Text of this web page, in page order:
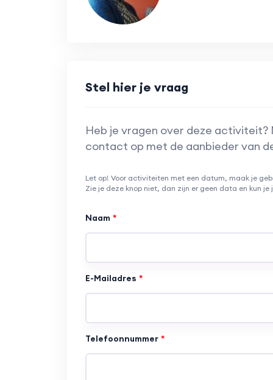
Stel hier je vraag
Heb je vragen over deze
contact op met de aanbieder van
Let op! Voor activiteiten met een datum, maak je
Zie je deze knop niet, dan zijn er geen data en kun je
Naam
E-Mailadres
Telefoonnummer